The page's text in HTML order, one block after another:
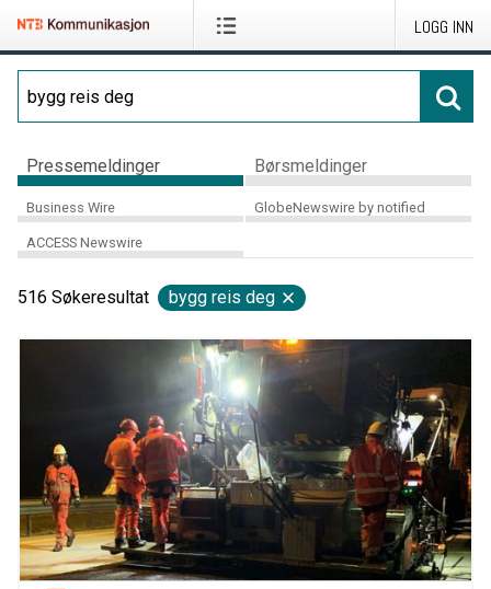
LOGG INN
Pressemeldinger Børsmeldinger
Business Wire GlobeNewswire by notified
ACCESS Newswire
516 Søkeresultat bygg reis deg